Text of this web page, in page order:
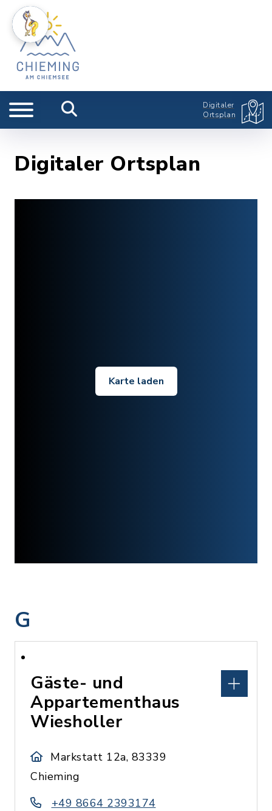
Digitaler
Ortsplan
Digitaler Ortsplan
Karte laden
G
Gäste- und
Appartementhaus
Wiesholler
Markstatt 12a, 83339
Chieming
+49 8664 2393174